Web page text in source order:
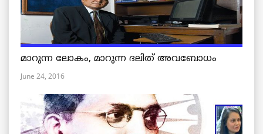
മാറുന്ന ലോകം, മാറുന്ന ദലിത് അവബോധം
June 24, 2016